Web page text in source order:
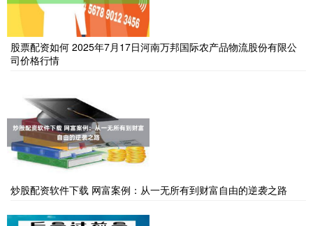
股票配资如何 2025年7月17日河南万邦国际农产品物流股份有限公
司价格行情
炒股配资软件下载 网富案例：从一无所有到财富自由的逆袭之路